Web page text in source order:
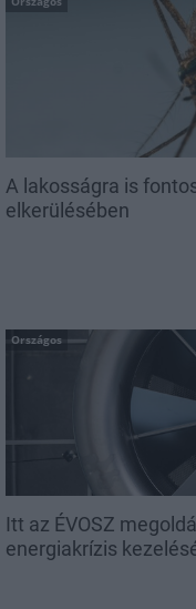
A lakosságra is
elkerülésében
Országos
Itt az ÉVOSZ
energiakrízis